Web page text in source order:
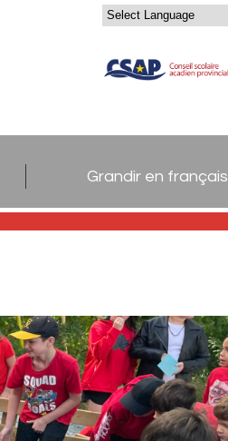
Grandir en français